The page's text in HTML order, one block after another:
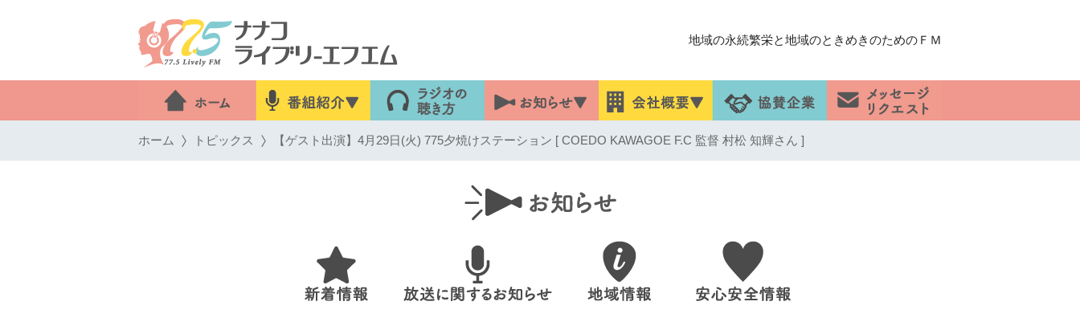
地域の永続繁栄と地域のときめきのためのＦＭ
ホーム トピックス 【ゲスト出演】4月29日(火) 775夕焼けステーション [ COEDO KAWAGOE F.C 監督 村松 知輝さん ]